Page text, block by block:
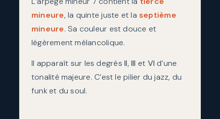
mineure, la quinte juste et la septième
mineure. Sa couleur est douce et
légèrement mélancolique.
Il apparaît sur les degrésII, III et VI d’une
tonalité majeure. C’est le pilier du jazz, du
funk et du soul.